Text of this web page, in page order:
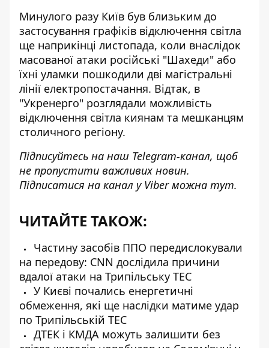
Минулого разу Київ був близьким до
застосування графіків відключення світла
ще наприкінці листопада, коли внаслідок
масованої атаки російські "Шахеди" або
їхні уламки пошкодили дві магістральні
лінії електропостачання. Відтак, в
"Укренерго" розглядали можливість
відключення світла киянам та мешканцям
столичного регіону.
Підписуйтесь на наш Telegram-канал, щоб
не пропустити важливих новин.
Підписатися на канал у Viber можна тут.
ЧИТАЙТЕ ТАКОЖ:
Частину засобів ППО передислокували
на передову: CNN дослідила причини
вдалої атаки на Трипільську ТЕС
У Києві почались енергетичні
обмеження, які ще наслідки матиме удар
по Трипільській ТЕС
ДТЕК і КМДА можуть залишити без